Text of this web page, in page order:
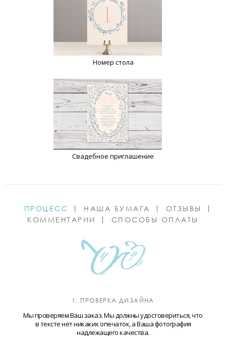
Номер стола
Свадебное приглашение
ПРОЦЕСС НАША БУМАГА
ОТЗЫВЫ
КОММЕНТАРИИ
СПОСОБЫ ОПЛАТЫ
1. ПРОВЕРКА ДИЗАЙНА
Мы проверяем Ваш заказ. Мы должны удостовериться, что
в тексте нет никаких опечаток, а Ваша фотография
надлежащего качества.